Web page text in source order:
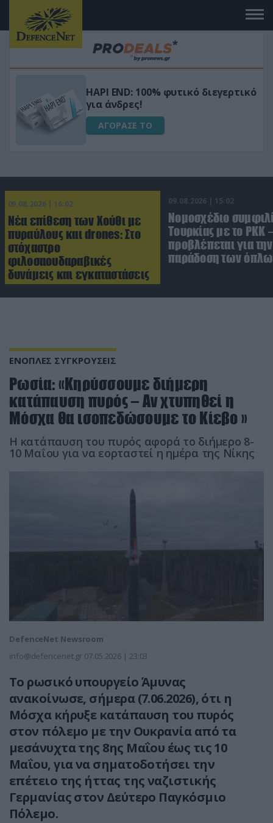
Μεταμόρφωσε τον κήπο σου με το
Ultra Box Μίνι Αλυσοπρίονο με
μπαταρία λιθίου
ΑΓΟΡΑΣΕ ΤΟ
09.08.2026 | 16:02
Νέα επίθεση των Χούθι με
πυραύλους και drones: Στο
στόχαστρο
φιλοσαουδαραβικές
δυνάμεις και εγκαταστάσεις
09.08.2026 | 15:02
Νομοσχέδιο
Τουρκίας με το ΡΚΚ
προβλέπεται για την
παράδοση των
ΕΝΟΠΛΕΣ ΣΥΓΚΡΟΥΣΕΙΣ
Ρωσία: «Κηρύσσουμε διήμερη
κατάπαυση πυρός – Αν χτυπηθεί η
Μόσχα θα ισοπεδώσουμε το Κίεβο »
Η κατάπαυση του πυρός αφορά το διήμερο 8-
10 Μαΐου για να εορταστεί η ημέρα της Νίκης
DefenceNet Newsroom
info@defencenet.gr 07.05.2026 | 23:03
Το ρωσικό υπουργείο Άμυνας
ανακοίνωσε, σήμερα (7.06.2026), ότι η
Μόσχα κήρυξε κατάπαυση του πυρός
στον πόλεμο με την Ουκρανία από τα
μεσάνυχτα της 8ης Μαΐου έως τις 10
Μαΐου, για να σηματοδοτήσει την
επέτειο της ήττας της ναζιστικής
Γερμανίας στον Δεύτερο Παγκόσμιο
Πόλεμο.